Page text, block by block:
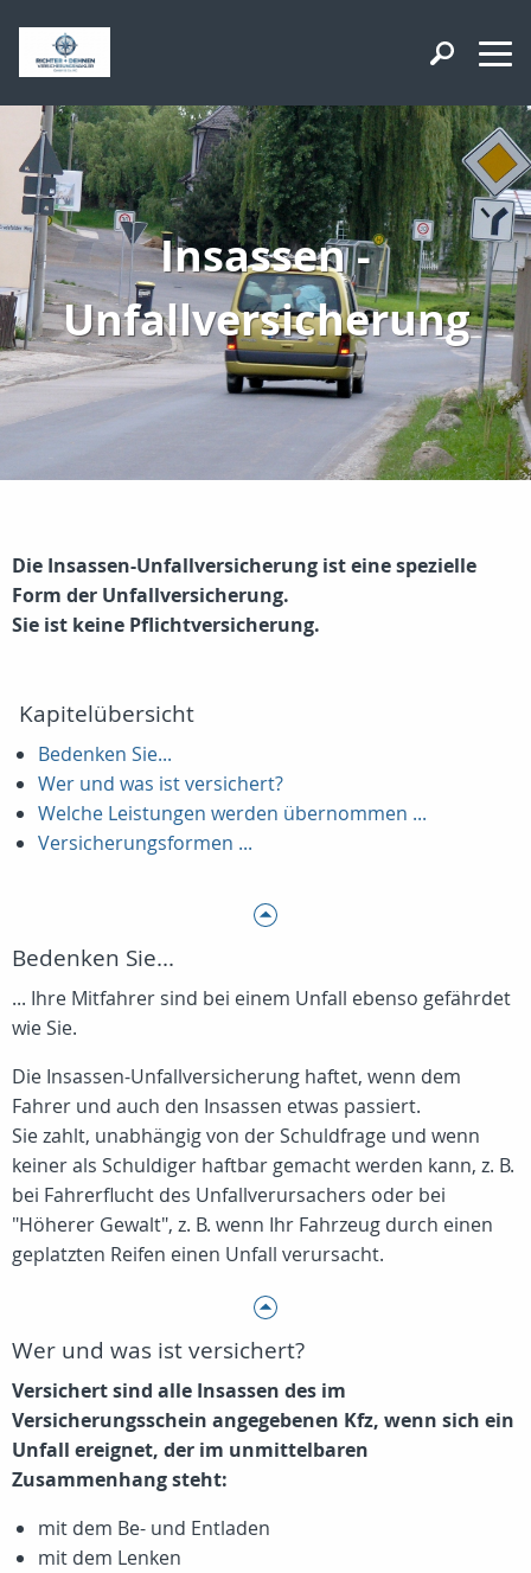
Insassen -
Unfallversicherung
Die Insassen-Unfallversicherung ist eine spezielle
Form der Unfallversicherung.
Sie ist keine Pflichtversicherung.
Kapitelübersicht
Bedenken Sie...
Wer und was ist versichert?
Welche Leistungen werden übernommen ...
Versicherungsformen ...
Bedenken Sie...
... Ihre Mitfahrer sind bei einem Unfall ebenso gefährdet
wie Sie.
Die Insassen-Unfallversicherung haftet, wenn dem
Fahrer und auch den Insassen etwas passiert.
Sie zahlt, unabhängig von der Schuldfrage und wenn
keiner als Schuldiger haftbar gemacht werden kann, z. B.
bei Fahrerflucht des Unfallverursachers oder bei
"Höherer Gewalt", z. B. wenn Ihr Fahrzeug durch einen
geplatzten Reifen einen Unfall verursacht.
Wer und was ist versichert?
Versichert sind alle Insassen des im
Versicherungsschein angegebenen Kfz, wenn sich ein
Unfall ereignet, der im unmittelbaren
Zusammenhang steht:
mit dem Be- und Entladen
mit dem Lenken